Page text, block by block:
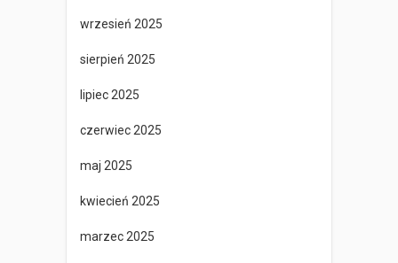
wrzesień 2025
sierpień 2025
lipiec 2025
czerwiec 2025
maj 2025
kwiecień 2025
marzec 2025